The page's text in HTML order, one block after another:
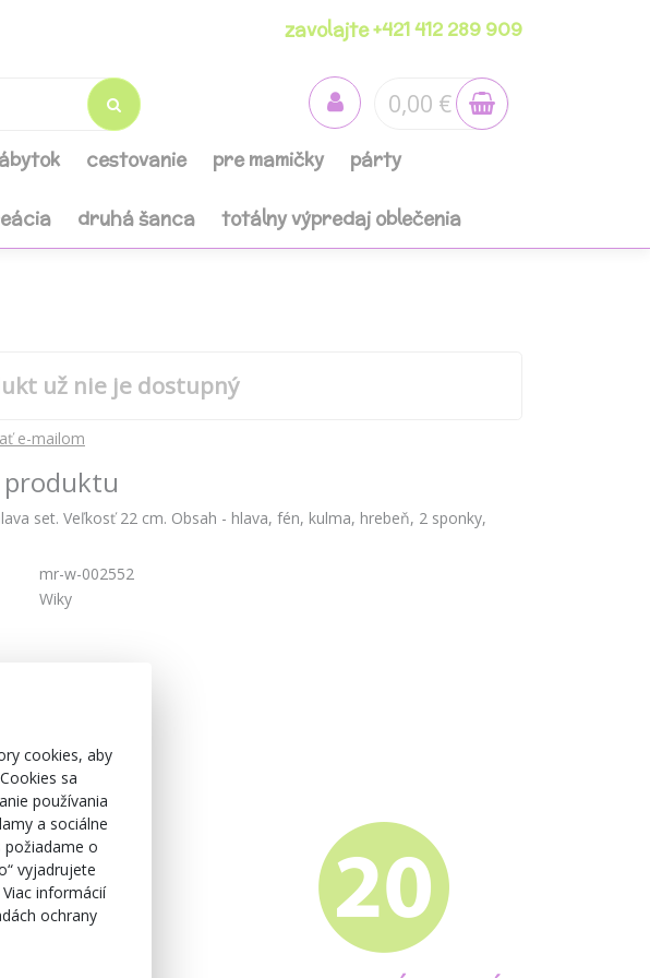
zavolajte +421 412 289 909
0,00 €
cestovanie pre mamičky párty
druhá šanca totálny výpredaj oblečenia
už nie je dostupný
e-mailom
produktu
set. Veľkosť 22 cm. Obsah - hlava, fén, kulma, hrebeň, 2 sponky,
mr-w-002552
Wiky
cookies, aby
sa
používania
a sociálne
požiadame o
vyjadrujete
informácií
ochrany